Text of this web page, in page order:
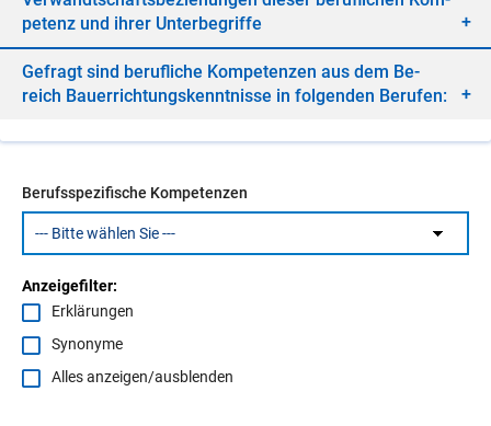
pe­tenz und ih­rer Un­ter­be­grif­fe
Ge­fragt sind be­ruf­li­che Kom­pe­ten­zen aus dem Be­
reich Bau­er­rich­tungs­kennt­nis­se in fol­gen­den Be­ru­fen:
Berufsspezifische Kompetenzen
Anzeigefilter:
Erklärungen
Synonyme
Alles anzeigen/ausblenden